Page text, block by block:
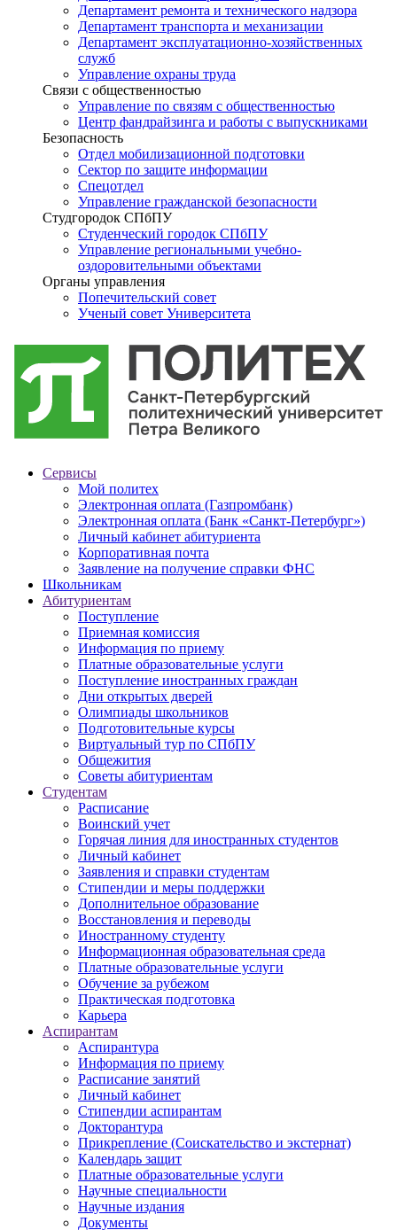
Департамент ремонта и технического надзора
Департамент транспорта и механизации
Департамент эксплуатационно-хозяйственных
служб
Управление охраны труда
Связи с общественностью
Управление по связям с общественностью
Центр фандрайзинга и работы с выпускниками
Безопасность
Отдел мобилизационной подготовки
Сектор по защите информации
Спецотдел
Управление гражданской безопасности
Студгородок СПбПУ
Студенческий городок СПбПУ
Управление региональными учебно-
оздоровительными объектами
Органы управления
Попечительский совет
Ученый совет Университета
Сервисы
Мой политех
Электронная оплата (Газпромбанк)
Электронная оплата (Банк «Санкт-Петербург»)
Личный кабинет абитуриента
Корпоративная почта
Заявление на получение справки ФНС
Школьникам
Абитуриентам
Поступление
Приемная комиссия
Информация по приему
Платные образовательные услуги
Поступление иностранных граждан
Дни открытых дверей
Олимпиады школьников
Подготовительные курсы
Виртуальный тур по СПбПУ
Общежития
Советы абитуриентам
Студентам
Расписание
Воинский учет
Горячая линия для иностранных студентов
Личный кабинет
Заявления и справки студентам
Стипендии и меры поддержки
Дополнительное образование
Восстановления и переводы
Иностранному студенту
Информационная образовательная среда
Платные образовательные услуги
Обучение за рубежом
Практическая подготовка
Карьера
Аспирантам
Аспирантура
Информация по приему
Расписание занятий
Личный кабинет
Стипендии аспирантам
Докторантура
Прикрепление (Соискательство и экстернат)
Календарь защит
Платные образовательные услуги
Научные специальности
Научные издания
Документы